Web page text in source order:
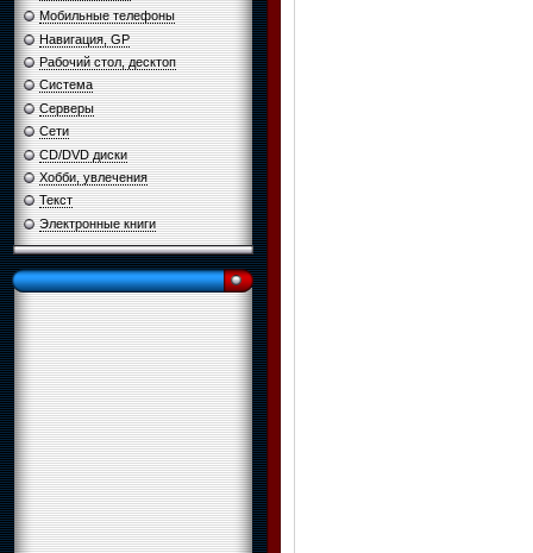
Мобильные телефоны
Навигация, GP
Рабочий стол, десктоп
Система
Серверы
Сети
CD/DVD диски
Хобби, увлечения
Текст
Электронные книги